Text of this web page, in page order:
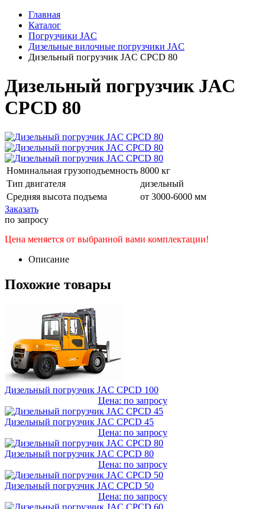
Главная
Каталог
Погрузчики JAC
Дизельные вилочные погрузчики JAC
Дизельный погрузчик JAC CPCD 80
Дизельный погрузчик JAC
CPCD 80
Номинальная грузоподъемность 8000 кг
Тип двигателя
дизельный
Средняя высота подъема
от 3000-6000 мм
Заказать
по запросу
Цена меняется от выбранной вами комплектации!
Описание
Похожие товары
Дизельный погрузчик JAC CPCD 100
Цена: по запросу
Дизельный погрузчик JAC CPCD 45
Цена: по запросу
Дизельный погрузчик JAC CPCD 80
Цена: по запросу
Дизельный погрузчик JAC CPCD 50
Цена: по запросу